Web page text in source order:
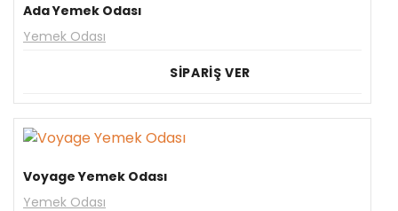
Ada Yemek Odası
Yemek Odası
SİPARİŞ VER
Voyage Yemek Odası
Yemek Odası